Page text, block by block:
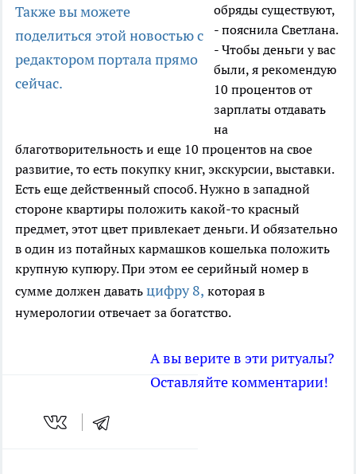
Также вы можете
поделиться этой новостью с
редактором портала прямо
сейчас.
обряды существуют,
- пояснила Светлана.
- Чтобы деньги у вас
были, я рекомендую
10 процентов от
зарплаты отдавать
на
благотворительность и еще 10 процентов на свое
развитие, то есть покупку книг, экскурсии, выставки.
Есть еще действенный способ. Нужно в западной
стороне квартиры положить какой-то красный
предмет, этот цвет привлекает деньги. И обязательно
в один из потайных кармашков кошелька положить
крупную купюру. При этом ее серийный номер в
сумме должен давать цифру 8, которая в
нумерологии отвечает за богатство.
А вы верите в эти ритуалы?
Оставляйте комментарии!